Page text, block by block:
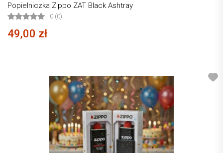
Popielniczka Zippo ZAT Black Ashtray
0 (0)
49,00 zł